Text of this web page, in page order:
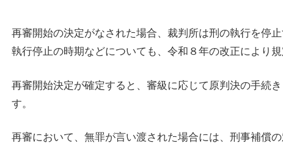
再審開始の決定がなされた場合、裁判所は刑の執行を停
執行停止の時期などについても、令和８年の改正により規
再審開始決定が確定すると、審級に応じて原判決の手続
す。
再審において、無罪が言い渡された場合には、刑事補償の